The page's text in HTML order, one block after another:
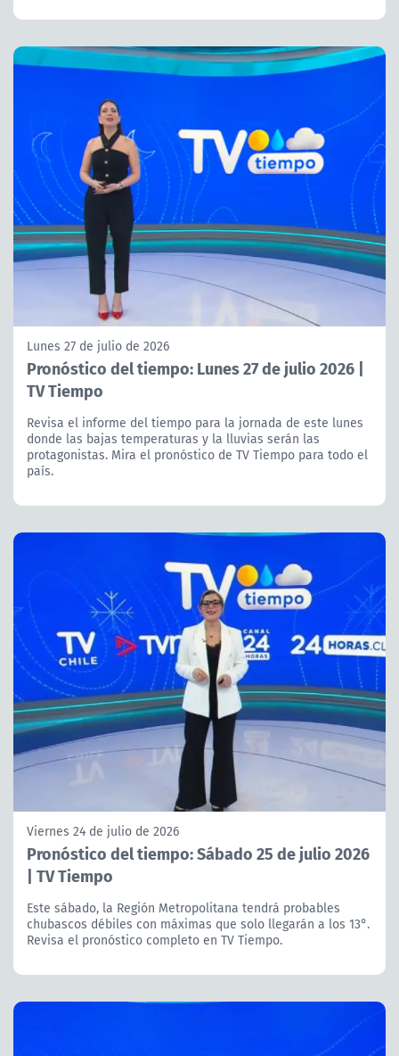
Lunes 27 de julio de 2026
Pronóstico del tiempo: Lunes 27 de julio 2026 |
TV Tiempo
Revisa el informe del tiempo para la jornada de este lunes
donde las bajas temperaturas y la lluvias serán las
protagonistas. Mira el pronóstico de TV Tiempo para todo el
país.
Viernes 24 de julio de 2026
Pronóstico del tiempo: Sábado 25 de julio 2026
| TV Tiempo
Este sábado, la Región Metropolitana tendrá probables
chubascos débiles con máximas que solo llegarán a los 13°.
Revisa el pronóstico completo en TV Tiempo.